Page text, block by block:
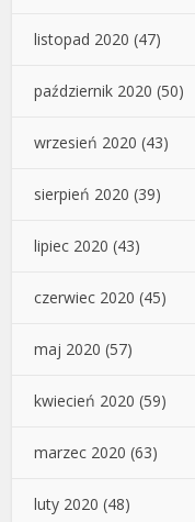
listopad 2020 (47)
październik 2020 (50)
wrzesień 2020 (43)
sierpień 2020 (39)
lipiec 2020 (43)
czerwiec 2020 (45)
maj 2020 (57)
kwiecień 2020 (59)
marzec 2020 (63)
luty 2020 (48)